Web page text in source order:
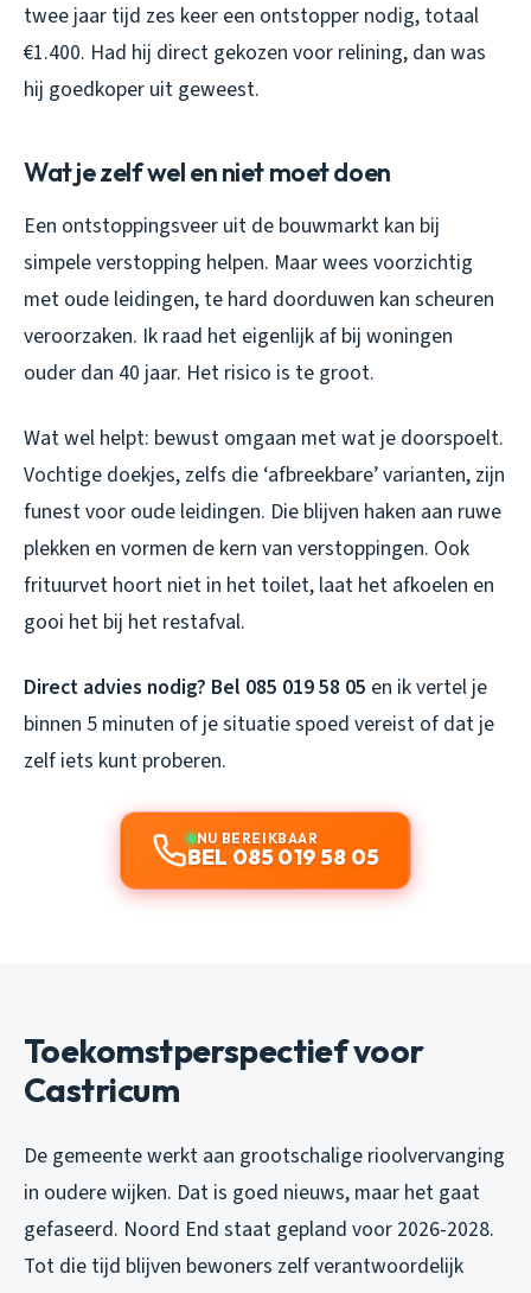
twee jaar tijd zes keer een ontstopper nodig, totaal
€1.400. Had hij direct gekozen voor relining, dan was
hij goedkoper uit geweest.
Wat je zelf wel en niet moet doen
Een ontstoppingsveer uit de bouwmarkt kan bij
simpele verstopping helpen. Maar wees voorzichtig
met oude leidingen, te hard doorduwen kan scheuren
veroorzaken. Ik raad het eigenlijk af bij woningen
ouder dan 40 jaar. Het risico is te groot.
Wat wel helpt: bewust omgaan met wat je doorspoelt.
Vochtige doekjes, zelfs die ‘afbreekbare’ varianten, zijn
funest voor oude leidingen. Die blijven haken aan ruwe
plekken en vormen de kern van verstoppingen. Ook
frituurvet hoort niet in het toilet, laat het afkoelen en
gooi het bij het restafval.
Direct advies nodig? Bel 085 019 58 05 en ik vertel je
binnen 5 minuten of je situatie spoed vereist of dat je
zelf iets kunt proberen.
NU BEREIKBAAR
BEL 085 019 58 05
Toekomstperspectief voor
Castricum
De gemeente werkt aan grootschalige rioolvervanging
in oudere wijken. Dat is goed nieuws, maar het gaat
gefaseerd. Noord End staat gepland voor 2026-2028.
Tot die tijd blijven bewoners zelf verantwoordelijk